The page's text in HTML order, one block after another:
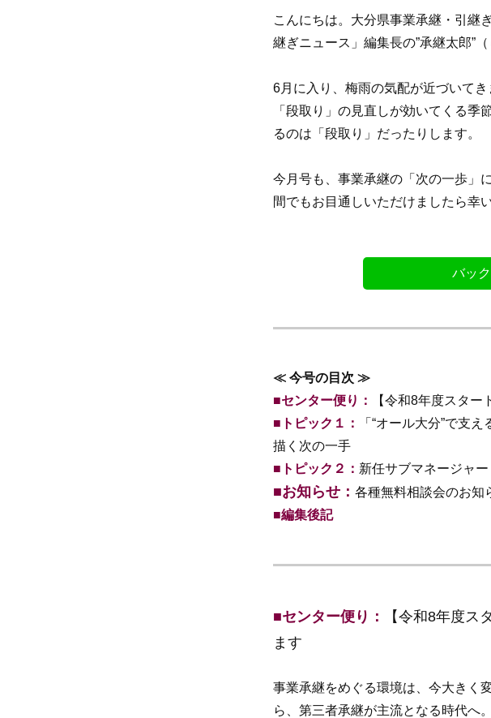
こんにちは。大分県事業承継・引継
継ぎニュース」編集長の”承継太郎”
6月に入り、梅雨の気配が近づいて
「段取り」の見直しが効いてくる
るのは「段取り」だったりします。
今月号も、事業承継の「次の一歩」
間でもお目通しいただけましたら幸い
バッ
≪ 今号の目次 ≫
■センター便り：
【令和8年度スタ
■トピック１：
「“オール大分”で支
描く次の一手
■トピック２： 新任サブマネージャ
■お知らせ： 各種無料相談会のお知
■編集後記
■センター便り：
【令和8年度
ます
事業承継をめぐる環境は、今大きく
ら、第三者承継が主流となる時代へ